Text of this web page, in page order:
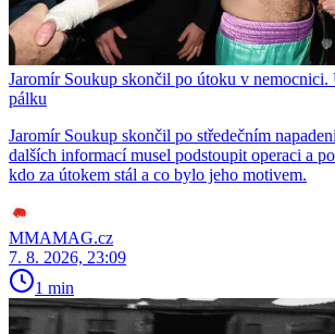
Jaromír Soukup skončil po útoku v
pálku
Jaromír Soukup skončil po středečním
dalších informací musel podstoupit operaci a
kdo za útokem stál a co bylo jeho motivem.
MMAMAG.cz
7. 8. 2026, 23:09
1 min